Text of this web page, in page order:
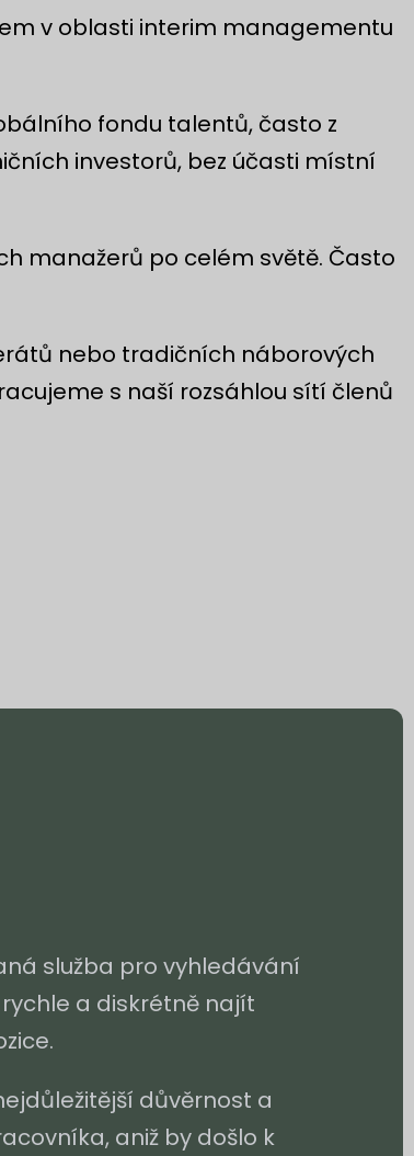
v oblasti interim managementu
fondu talentů, často z
investorů, bez účasti místní
manažerů po celém světě. Často
nebo tradičních náborových
s naší rozsáhlou sítí členů
služba pro vyhledávání
a diskrétně najít
důvěrnost a
aniž by došlo k